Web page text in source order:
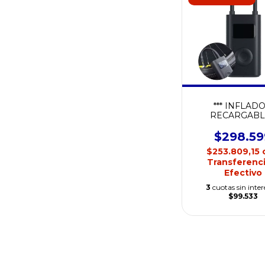
***
XIAOMI 1S
$253.809,15
Efectivo
3 cuotas sin
$99.533